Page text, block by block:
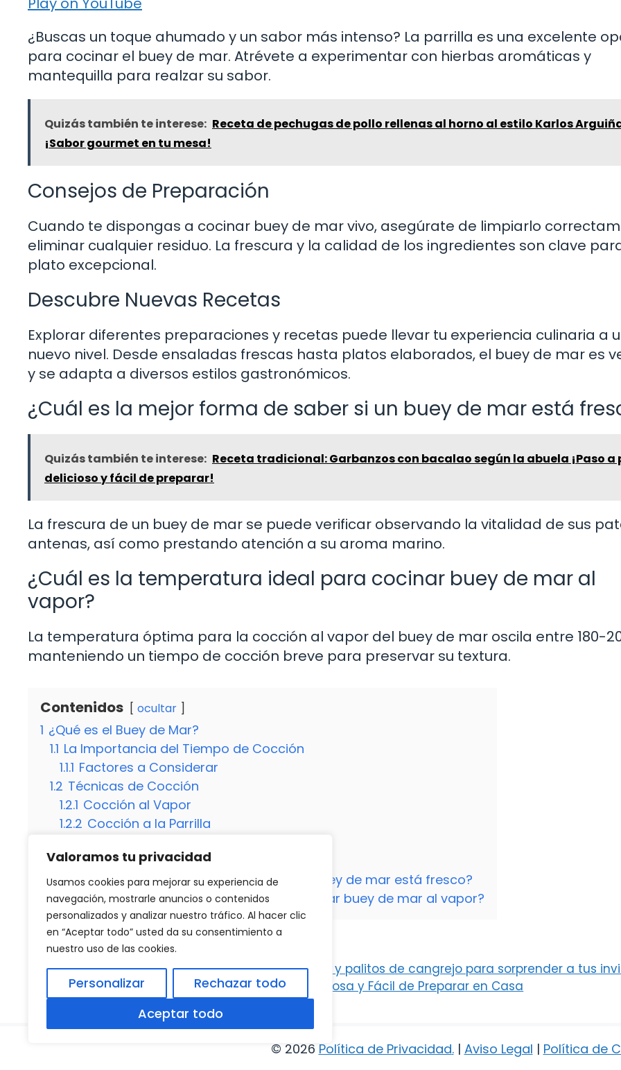
Valoramos tu privacidad
Usamos cookies para mejorar su experiencia de
navegación, mostrarle anuncios o contenidos
personalizados y analizar nuestro tráfico. Al hacer clic
en “Aceptar todo” usted da su consentimiento a
nuestro uso de las cookies.
Personalizar
Rechazar todo
Aceptar todo
¿Buscas un toque ahumado y un sabor más intenso? La parrilla es una excelente
para cocinar el buey de mar. Atrévete a experimentar con hierbas aromáticas y
mantequilla para realzar su sabor.
Quizás también te interese: Receta de pechugas de pollo rellenas al horno al estilo Karlos
¡Sabor gourmet en tu mesa!
Consejos de Preparación
Cuando te dispongas a cocinar buey de mar vivo, asegúrate de limpiarlo
eliminar cualquier residuo. La frescura y la calidad de los ingredientes son clave
plato excepcional.
Descubre Nuevas Recetas
Explorar diferentes preparaciones y recetas puede llevar tu experiencia culinaria a
nuevo nivel. Desde ensaladas frescas hasta platos elaborados, el buey de mar es
y se adapta a diversos estilos gastronómicos.
¿Cuál es la mejor forma de saber si un buey de mar está
Quizás también te interese: Receta tradicional: Garbanzos con bacalao según la abuela ¡Paso a
delicioso y fácil de preparar!
La frescura de un buey de mar se puede verificar observando la vitalidad de sus
antenas, así como prestando atención a su aroma marino.
¿Cuál es la temperatura ideal para cocinar buey de mar al
vapor?
La temperatura óptima para la cocción al vapor del buey de mar oscila entre 180-
manteniendo un tiempo de cocción breve para preservar su textura.
Contenidos ocultar
1 ¿Qué es el Buey de Mar?
1.1 La Importancia del Tiempo de Cocción
1.1.1 Factores a Considerar
1.2 Técnicas de Cocción
1.2.1 Cocción al Vapor
1.2.2 Cocción a la Parrilla
2 Descubre Nuevas Recetas
2.1 ¿Cuál es la mejor forma de saber si un buey de mar está fresco?
2.2 ¿Cuál es la temperatura ideal para cocinar buey de mar al vapor?
Categorías
Carne ,Marisco ,Recetas
5 recetas deliciosas de ensalada de aguacate y palitos de cangrejo para sorprender a tus
Salsa Roquefort sin Nata ni Leche: Receta Deliciosa y Fácil de Preparar en Casa
© 2026 Política de Privacidad.| Aviso Legal | Política de